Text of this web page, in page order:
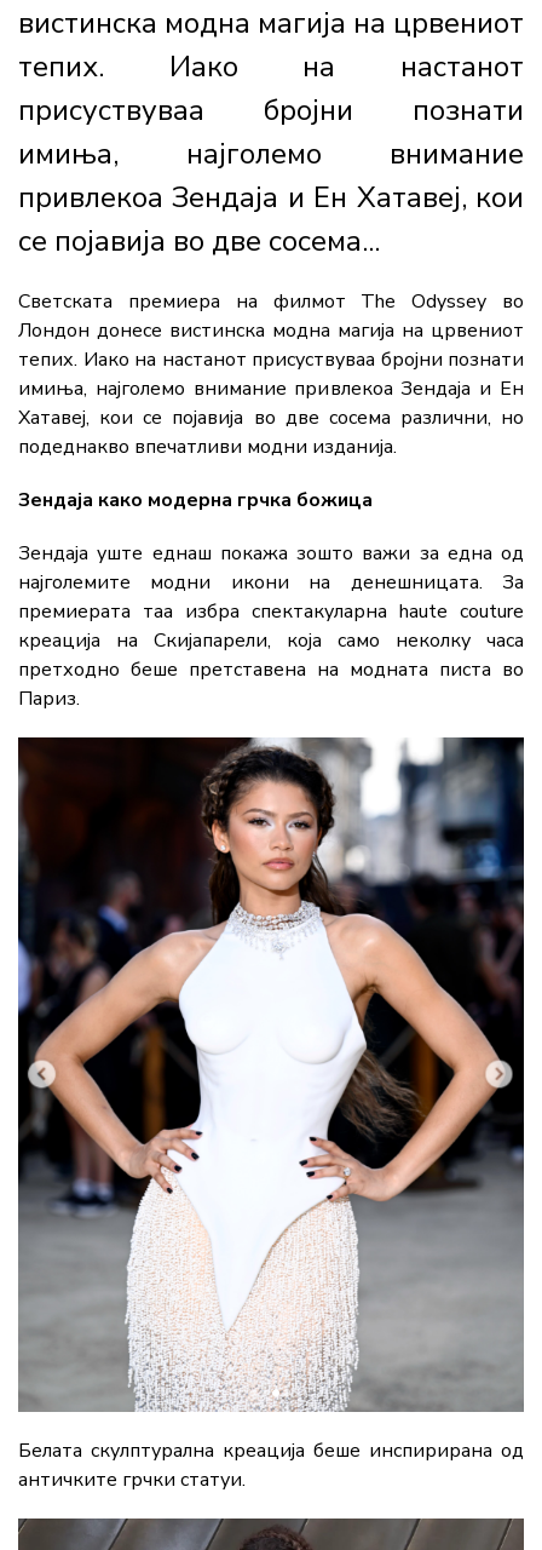
вистинска модна магија на црвениот
тепих. Иако на настанот
присуствуваа бројни познати
имиња, најголемо внимание
привлекоа Зендаја и Ен Хатавеј, кои
се појавија во две сосема...
Светската премиера на филмот The Odyssey во
Лондон донесе вистинска модна магија на црвениот
тепих. Иако на настанот присуствуваа бројни познати
имиња, најголемо внимание привлекоа Зендаја и Ен
Хатавеј, кои се појавија во две сосема различни, но
подеднакво впечатливи модни изданија.
Зендаја како модерна грчка божица
Зендаја уште еднаш покажа зошто важи за една од
најголемите модни икони на денешницата. За
премиерата таа избра спектакуларна haute couture
креација на Скијапарели, која само неколку часа
претходно беше претставена на модната писта во
Париз.
Белата скулптурална креација беше инспирирана од
античките грчки статуи.